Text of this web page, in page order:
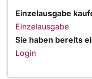
Einzelausgabe
Einzelausgabe
Sie haben bereits
Login